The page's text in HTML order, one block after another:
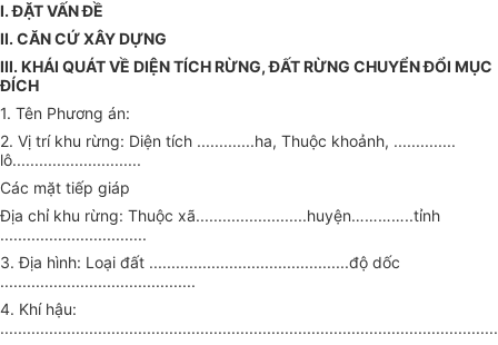
I. ĐẶT VẤN ĐỀ
II. CĂN CỨ XÂY DỰNG
III. KHÁI QUÁT VỀ DIỆN TÍCH RỪNG, ĐẤT RỪNG CHUYỂN ĐỔI MỤC
ĐÍCH
1. Tên Phương án:
2. Vị trí khu rừng: Diện tích .............ha, Thuộc khoảnh, ..............
lô.............................
Các mặt tiếp giáp
Địa chỉ khu rừng: Thuộc xã.........................huyện…………..tỉnh
.................................
3.Địa hình: Loại đất .............................................độ dốc
............................................
4. Khí hậu: